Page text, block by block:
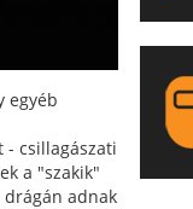
egyéb
- csillagászati
a "szakik"
drágán adnak